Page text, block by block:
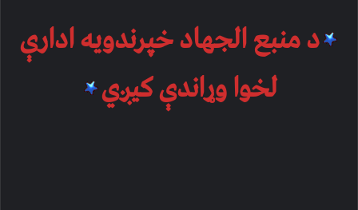
د منبع الجهاد خپرندویه ادارې
لخوا وړاندې کیږي